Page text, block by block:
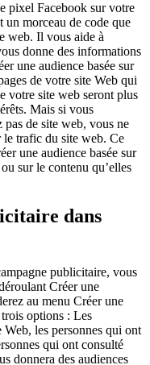
pixel Facebook sur votre
un morceau de code que
web. Il vous aide à
donne des informations
une audience basée sur
de votre site Web qui
votre site web seront plus
Mais si vous
pas de site web, vous ne
le trafic du site web. Ce
une audience basée sur
sur le contenu qu’elles
dans
publicitaire, vous
Créer une
au menu Créer une
options : Les
les personnes qui ont
qui ont consulté
donnera des audiences